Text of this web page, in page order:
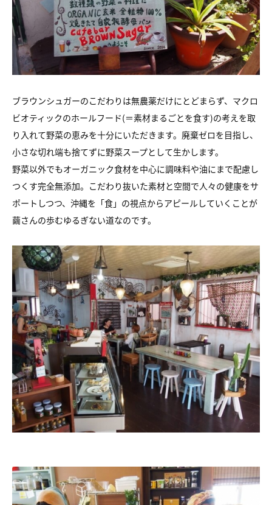
ブラウンシュガーのこだわりは無農薬だけにとどまらず、マクロ
ビオティックのホールフード(＝素材まるごとを食す)の考えを取
り入れて野菜の恵みを十分にいただきます。廃棄ゼロを目指し、
小さな切れ端も捨てずに野菜スープとして生かします。
野菜以外でもオーガニック食材を中心に調味料や油にまで配慮し
つくす完全無添加。こだわり抜いた素材と空間で人々の健康をサ
ポートしつつ、沖縄を「食」の視点からアピールしていくことが
繭さんの歩むゆるぎない道なのです。